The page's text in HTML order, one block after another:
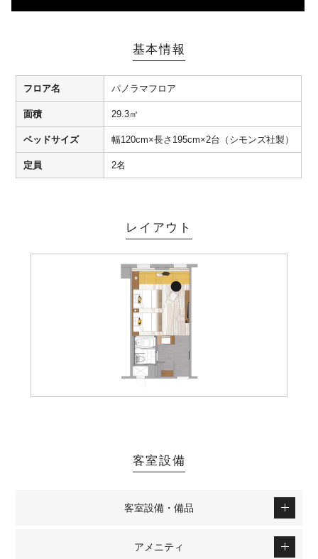
基本情報
フロア名 パノラマフロア
面積 29.3㎡
ベッドサイズ 幅120cm×長さ195cm×2台（シモンズ社製）
定員 2名
レイアウト
客室設備
客室設備・備品
アメニティ